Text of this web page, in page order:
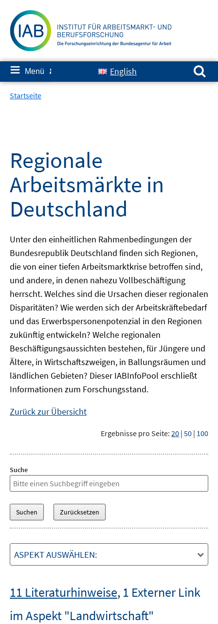
zum
Inhalt
≡ Menü ✘ English
Suchen nach:
Startseite
Regionale
Arbeitsmärkte in
Deutschland
Unter den einheitlichen Rahmenbedingungen der
Bundesrepublik Deutschland finden sich Regionen,
die von einer tiefen Arbeitsmarktkrise betroffen sind,
und andere, in denen nahezu Vollbeschäftigung
herrscht. Welches sind die Ursachen dieser regionalen
Disparitäten? Wie werden sich der Arbeitskräftebedarf
und das Erwerbspersonenpotenzial in den Regionen
zukünftig entwickeln? Welche regionalen
Beschäftigungsaussichten bestehen, für Jüngere und
Ältere, in Wirtschaftszweigen, in Ballungsräumen und
ländlichen Gebieten? DieserIABInfoPool erschließt
Informationen zum Forschungsstand.
Zurück zur Übersicht
Ergebnisse pro Seite: 20 | 50 | 100
Suche
ASPEKT AUSWÄHLEN:
11 Literaturhinweise, 1 Externer Link
im Aspekt "Landwirtschaft"